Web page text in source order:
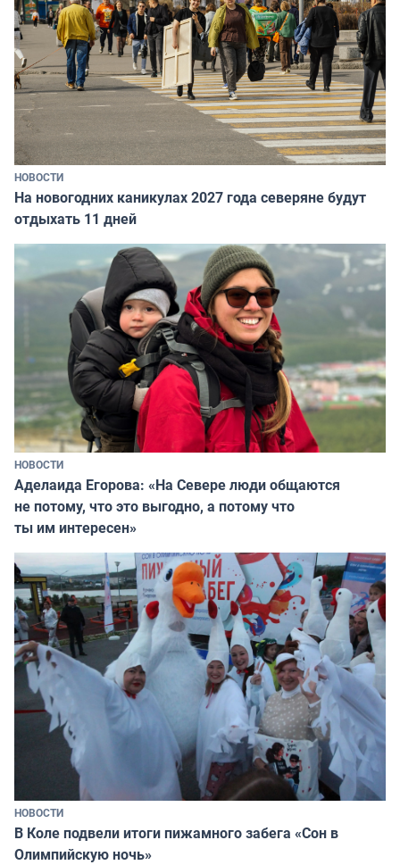
НОВОСТИ
На новогодних каникулах 2027 года северяне будут
отдыхать 11 дней
НОВОСТИ
Аделаида Егорова: «На Севере люди общаются
не потому, что это выгодно, а потому что
ты им интересен»
НОВОСТИ
В Коле подвели итоги пижамного забега «Сон в
Олимпийскую ночь»